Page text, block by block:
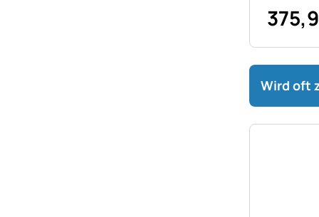
375,
Wird oft